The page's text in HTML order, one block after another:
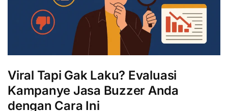
Viral Tapi Gak Laku? Evaluasi
Kampanye Jasa Buzzer Anda
dengan Cara Ini